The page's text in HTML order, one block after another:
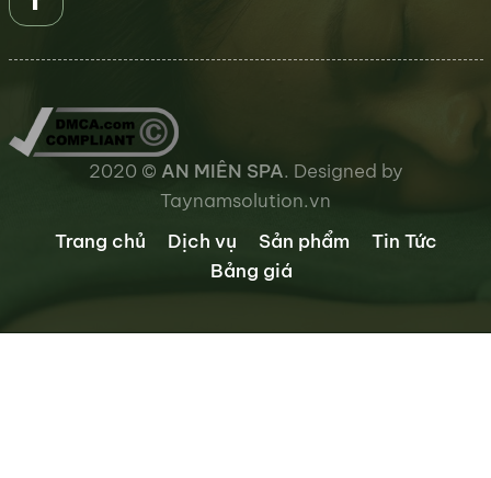
2020 © AN MIÊN SPA. Designed by
Taynamsolution.vn
Trang chủ
Dịch vụ Sản phẩm
Tin Tức
Bảng giá